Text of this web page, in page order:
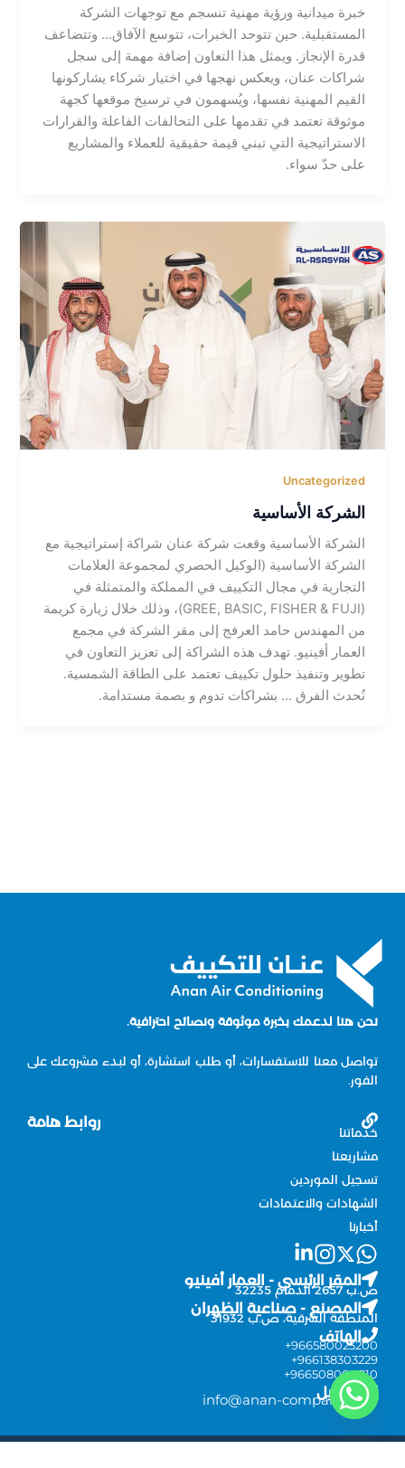
خبرة ميدانية ورؤية مهنية تنسجم مع توجهات الشركة
المستقبلية. حين تتوحد الخبرات، تتوسع الآفاق… وتتضاعف
قدرة الإنجاز. ويمثل هذا التعاون إضافة مهمة إلى سجل
شراكات عنان، ويعكس نهجها في اختيار شركاء يشاركونها
القيم المهنية نفسها، ويُسهمون في ترسيخ موقعها كجهة
موثوقة تعتمد في تقدمها على التحالفات الفاعلة والقرارات
الاستراتيجية التي تبني قيمة حقيقية للعملاء والمشاريع
على حدّ سواء.
Uncategorized
الشركة الأساسية
الشركة الأساسية وقعت شركة عنان شراكة إستراتيجية مع
الشركة الأساسية (الوكيل الحصري لمجموعة العلامات
التجارية في مجال التكييف في المملكة والمتمثلة في
(GREE, BASIC, FISHER & FUJI)، وذلك خلال زيارة كريمة
من المهندس حامد العرفج إلى مقر الشركة في مجمع
العمار أفينيو. تهدف هذه الشراكة إلى تعزيز التعاون في
تطوير وتنفيذ حلول تكييف تعتمد على الطاقة الشمسية.
نُحدث الفرق … بشراكات تدوم و بصمة مستدامة.
نحن هنا لدعمك بخبرة موثوقة ونصائح احترافية.
تواصل معنا للاستفسارات، أو طلب استشارة، أو لبدء مشروعك على
الفور.
روابط هامة
خدماتنا
مشاريعنا
تسجيل الموردين
الشهادات والاعتمادات
أخبارنا
المقر الرئيسي - العمار أفينيو
ص.ب 2657 الدمام 32235
المصنع - صناعية الظهران
المنطقة الشرقية، ص.ب 31932
الهاتف
966580023200+
966138303229+
966508004810+
الايميل
info@anan-company.com